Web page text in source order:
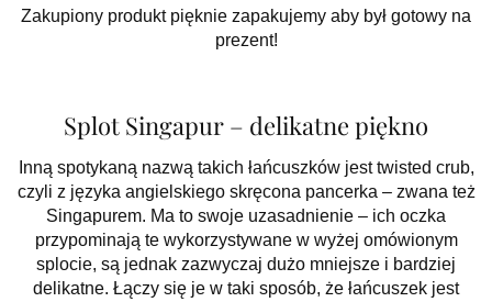
Zakupiony produkt pięknie zapakujemy aby był gotowy na
prezent!
Splot Singapur – delikatne piękno
Inną spotykaną nazwą takich łańcuszków jest twisted crub,
czyli z języka angielskiego skręcona pancerka – zwana też
Singapurem. Ma to swoje uzasadnienie – ich oczka
przypominają te wykorzystywane w wyżej omówionym
splocie, są jednak zazwyczaj dużo mniejsze i bardziej
delikatne. Łączy się je w taki sposób, że łańcuszek jest